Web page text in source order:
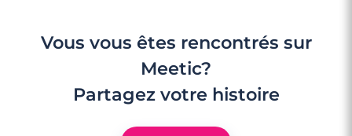
Vous vous êtes rencontrés sur
Meetic?
Partagez votre histoire